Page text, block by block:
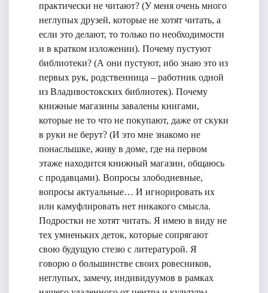
практически не читают? (У меня очень много
неглупых друзей, которые не хотят читать, а
если это делают, то только по необходимости
и в кратком изложении). Почему пустуют
библиотеки? (А они пустуют, ибо знаю это из
первых рук, родственница – работник одной
из Владивостокских библиотек). Почему
книжные магазины завалены книгами,
которые не то что не покупают, даже от скуки
в руки не берут? (И это мне знакомо не
понаслышке, живу в доме, где на первом
этаже находится книжный магазин, общаюсь
с продавцами). Вопросы злободневные,
вопросы актуальные… И игнорировать их
или камуфлировать нет никакого смысла.
Подростки не хотят читать. Я имею в виду не
тех умненьких деток, которые сопрягают
свою будущую стезю с литературой. Я
говорю о большинстве своих ровесников,
неглупых, замечу, индивидуумов в рамках